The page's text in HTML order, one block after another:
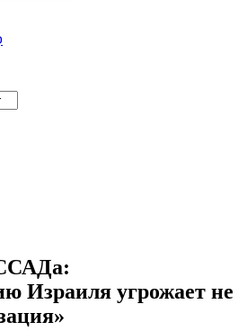
Израиля угрожает не